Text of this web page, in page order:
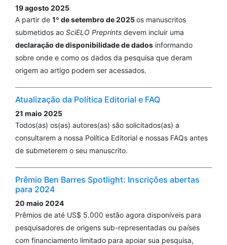
19 agosto 2025
A partir de 1º de setembro de 2025os manuscritos
submetidos ao SciELO Preprints devem incluir uma
declaração de disponibilidade de dados informando
sobre onde e como os dados da pesquisa que deram
origem ao artigo podem ser acessados.
Atualização da Política Editorial e FAQ
21 maio 2025
Todos(as) os(as) autores(as) são solicitados(as) a
consultarem a nossa Política Editorial e nossas FAQs antes
de submeterem o seu manuscrito.
Prêmio Ben Barres Spotlight: Inscrições abertas
para 2024
20 maio 2024
Prêmios de até US$ 5.000 estão agora disponíveis para
pesquisadores de origens sub-representadas ou países
com financiamento limitado para apoiar sua pesquisa,